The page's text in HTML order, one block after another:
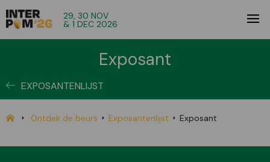
29, 30 NOV
& 1 DEC 2026
Exposant
EXPOSANTENLIJST
Ontdek de beurs Exposantenlijst Exposant